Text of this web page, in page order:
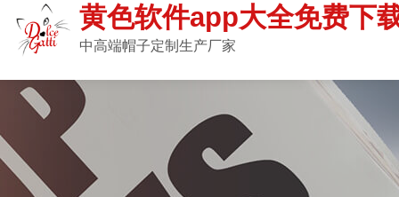
黄色软件app大全免费下
中高端帽子定制生产厂家